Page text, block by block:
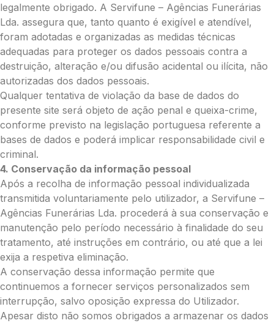
Mini (€75)
Pequena (€85)
Média (€100)
Grande (€115)
O seu nome*
Contacto telefónico*
O seu email
Mensagem a constar no cartão
Pedidos/Informações adicionais
legalmente obrigado. A Servifune – Agências Funerárias
Lda. assegura que, tanto quanto é exigível e atendível,
foram adotadas e organizadas as medidas técnicas
adequadas para proteger os dados pessoais contra a
destruição, alteração e/ou difusão acidental ou ilícita, não
autorizadas dos dados pessoais.
Qualquer tentativa de violação da base de dados do
presente site será objeto de ação penal e queixa-crime,
conforme previsto na legislação portuguesa referente a
bases de dados e poderá implicar responsabilidade civil e
criminal.
4. Conservação da informação pessoal
Após a recolha de informação pessoal individualizada
transmitida voluntariamente pelo utilizador, a Servifune –
Agências Funerárias Lda. procederá à sua conservação e
manutenção pelo período necessário à finalidade do seu
tratamento, até instruções em contrário, ou até que a lei
exija a respetiva eliminação.
A conservação dessa informação permite que
continuemos a fornecer serviços personalizados sem
interrupção, salvo oposição expressa do Utilizador.
Apesar disto não somos obrigados a armazenar os dados